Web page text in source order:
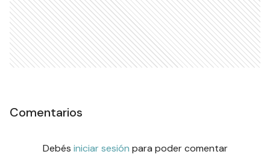
Comentarios
Debés iniciar sesión para poder comentar